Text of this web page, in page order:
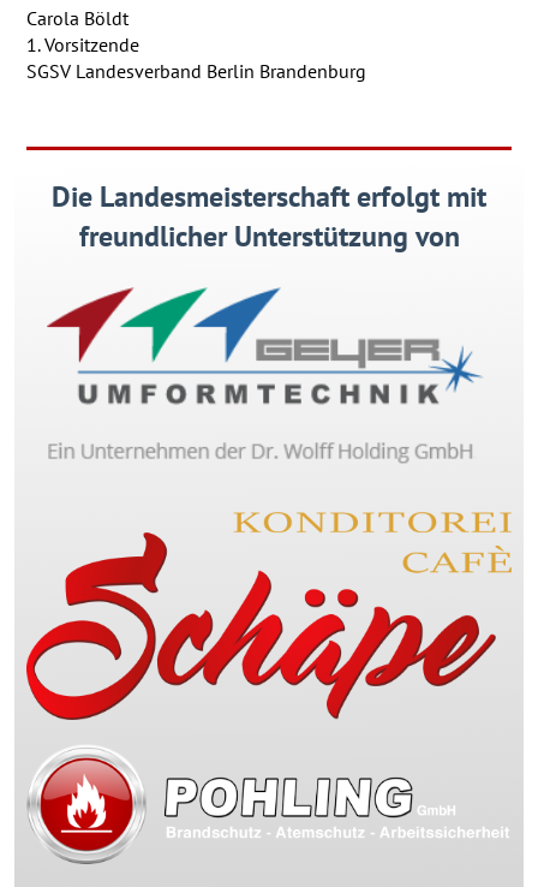
Carola Böldt
1. Vorsitzende
SGSV Landesverband Berlin Brandenburg
Die Landesmeisterschaft erfolgt mit
freundlicher Unterstützung von